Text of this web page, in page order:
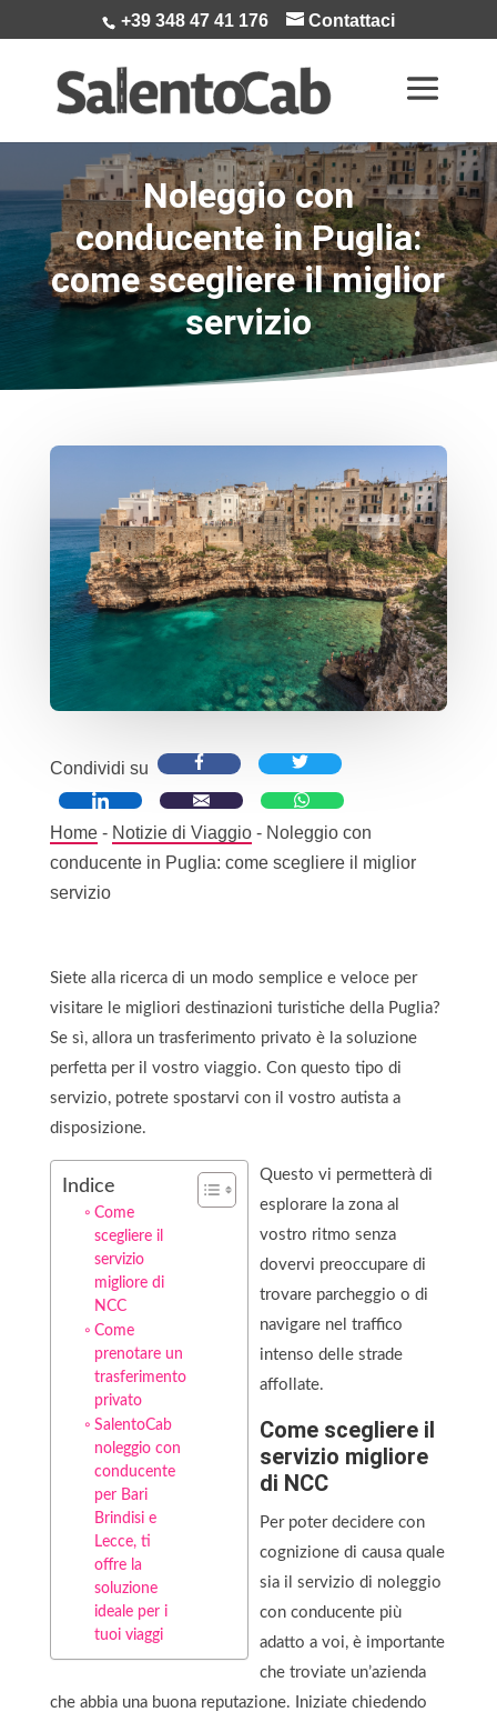
+39 348 47 41 176 Contattaci
Noleggio con
conducente in Puglia:
come scegliere il miglior
servizio
Condividi su
Home- Notizie di Viaggio- Noleggio con
conducente in Puglia: come scegliere il miglior
servizio
Siete alla ricerca di un modo semplice e veloce per
visitare le migliori destinazioni turistiche della Puglia?
Se sì, allora un trasferimento privato è la soluzione
perfetta per il vostro viaggio. Con questo tipo di
servizio, potrete spostarvi con il vostro autista a
disposizione.
Indice
Come
scegliere il
servizio
migliore di
NCC
Come
prenotare un
trasferimento
privato
SalentoCab
noleggio con
conducente
per Bari
Brindisi e
Lecce, ti
offre la
soluzione
ideale per i
tuoi viaggi
Questo vi permetterà di
esplorare la zona al
vostro ritmo senza
dovervi preoccupare di
trovare parcheggio o di
navigare nel traffico
intenso delle strade
affollate.
Come scegliere il
servizio migliore
di NCC
Per poter decidere con
cognizione di causa quale
sia il servizio di noleggio
con conducente più
adatto a voi, è importante
che troviate un’azienda
che abbia una buona reputazione. Iniziate chiedendo